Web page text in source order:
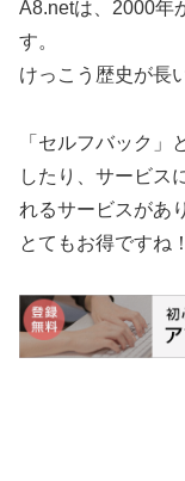
A8.netは、2000年
す。
けっこう歴史が長
「セルフバック」
したり、サービス
れるサービスがあ
とてもお得ですね！